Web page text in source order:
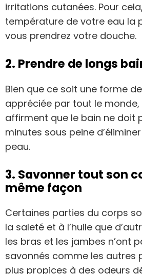
irritations cutanées. Pour
température de votre eau la
vous prendrez votre douche.
2. Prendre de longs
Bien que ce soit une forme
appréciée par tout le
affirment que le bain ne doit
minutes sous peine
peau.
3. Savonner tout son
même façon
Certaines parties du corps
la saleté et à l’huile que
les bras et les jambes n’ont
savonnés comme les autres
plus propices à des odeurs